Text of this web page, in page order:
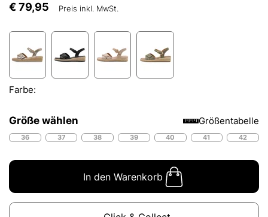
€ 79,95 Preis inkl. MwSt.
Farbe:
Größe wählen Größentabelle
36 37 38 39 40 41 42
In den Warenkorb